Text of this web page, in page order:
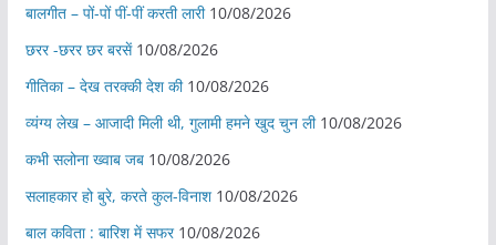
बालगीत – पों-पों पीं-पीं करती लारी 10/08/2026
छरर -छरर छर बरसें 10/08/2026
गीतिका – देख तरक्की देश की 10/08/2026
व्यंग्य लेख – आजादी मिली थी, गुलामी हमने खुद चुन ली 10/08/2026
कभी सलोना ख्वाब जब 10/08/2026
सलाहकार हो बुरे, करते कुल-विनाश 10/08/2026
बाल कविता : बारिश में सफर 10/08/2026